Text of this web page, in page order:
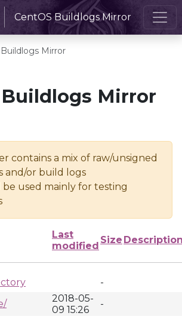
CentOS Buildlogs Mirror
Mirror
Buildlogs Mirror
contains a mix of raw/unsigned
and/or build logs
used mainly for testing
Last
modified
Size
-
2018-05-
09 15:26
-